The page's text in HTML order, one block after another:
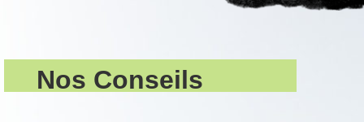
Nos Conseils